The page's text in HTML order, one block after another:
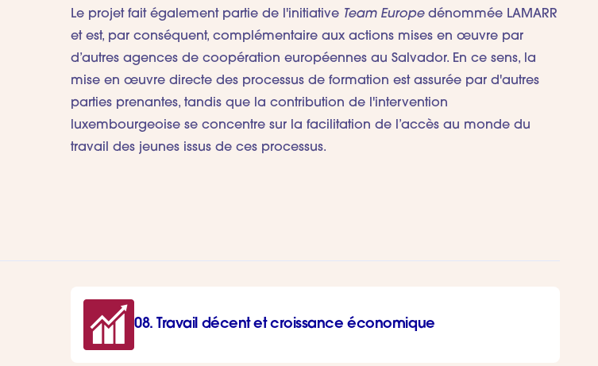
Le projet fait également partie de l'initiative Team Europedénommée LAMARR
et est, par conséquent, complémentaire aux actions mises en œuvre par
d’autres agences de coopération européennes au Salvador. En ce sens, la
mise en œuvre directe des processus de formation est assurée par d'autres
parties prenantes, tandis que la contribution de l'intervention
luxembourgeoise se concentre sur la facilitation de l’accès au monde du
travail des jeunes issus de ces processus.
08. Travail décent et croissance économique